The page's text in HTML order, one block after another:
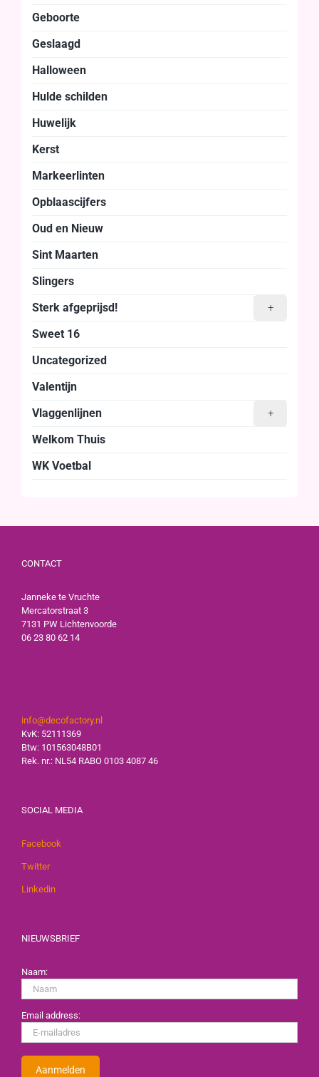
Geboorte
Geslaagd
Halloween
Hulde schilden
Huwelijk
Kerst
Markeerlinten
Opblaascijfers
Oud en Nieuw
Sint Maarten
Slingers
+
Sterk afgeprijsd!
Sweet 16
Uncategorized
Valentijn
+
Vlaggenlijnen
Welkom Thuis
WK Voetbal
CONTACT
Janneke te Vruchte
Mercatorstraat 3
7131 PW Lichtenvoorde
06 23 80 62 14
info@decofactory.nl
KvK: 52111369
Btw: 101563048B01
Rek. nr.: NL54 RABO 0103 4087 46
SOCIAL MEDIA
Facebook
Twitter
Linkedin
NIEUWSBRIEF
Naam:
Email address: